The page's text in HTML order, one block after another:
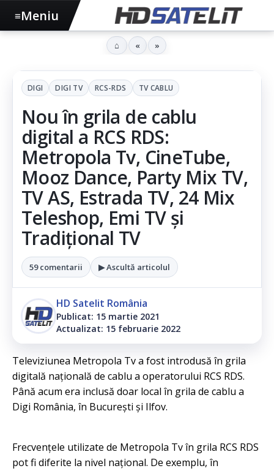
DIGI DIGI TV RCS-RDS TV CABLU
Nou în grila de cablu
digital a RCS RDS:
Metropola Tv, CineTube,
Mooz Dance, Party Mix TV,
TV AS, Estrada TV, 24 Mix
Teleshop, Emi TV şi
Tradițional TV
59 comentarii ▶ Ascultă articolul
HD Satelit România
Publicat: 15 martie 2021
Actualizat: 15 februarie 2022
Televiziunea Metropola Tv a fost introdusă în grila
digitală națională de cablu a operatorului RCS RDS.
Până acum era inclusă doar local în grila de cablu a
Digi România, în București şi Ilfov.
Frecvențele utilizate de Metropola Tv în grila RCS RDS
pot fi diferite la nivel național. De exemplu, în
≡Meniu
⌂ « »